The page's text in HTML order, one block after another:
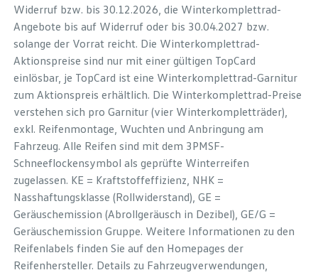
Widerruf bzw. bis 30.12.2026, die Winterkomplettrad-
Angebote bis auf Widerruf oder bis 30.04.2027 bzw.
solange der Vorrat reicht. Die Winterkomplettrad-
Aktionspreise sind nur mit einer gültigen TopCard
einlösbar, je TopCard ist eine Winterkomplettrad-Garnitur
zum Aktionspreis erhältlich. Die Winterkomplettrad-Preise
verstehen sich pro Garnitur (vier Winterkompletträder),
exkl. Reifenmontage, Wuchten und Anbringung am
Fahrzeug. Alle Reifen sind mit dem 3PMSF-
Schneeflockensymbol als geprüfte Winterreifen
zugelassen. KE = Kraftstoffeffizienz, NHK =
Nasshaftungsklasse (Rollwiderstand), GE =
Geräuschemission (Abrollgeräusch in Dezibel), GE/G =
Geräuschemission Gruppe. Weitere Informationen zu den
Reifenlabels finden Sie auf den Homepages der
Reifenhersteller. Details zu Fahrzeugverwendungen,